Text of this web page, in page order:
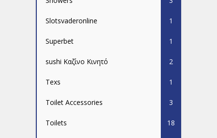
Slotsvaderonline 1
Superbet 1
sushi Καζίνο Κινητό 2
Texs 1
Toilet Accessories 3
Toilets 18